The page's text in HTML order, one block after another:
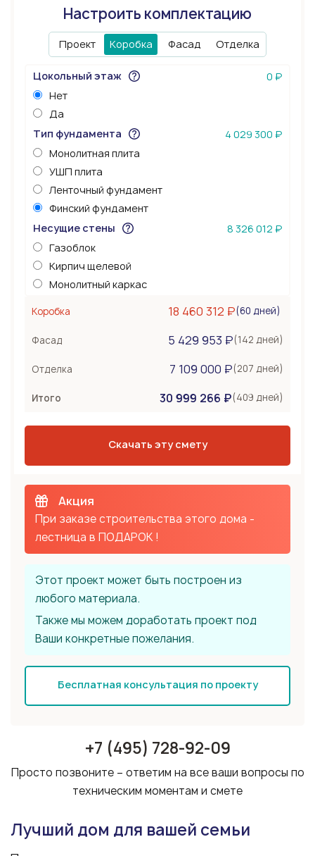
Настроить комплектацию
Проект Коробка Фасад Отделка
Цокольный этаж
0 ₽
Нет
Да
Тип фундамента
4 029 300 ₽
Монолитная плита
УШП плита
Ленточный фундамент
Финский фундамент
Несущие стены
8 326 012 ₽
Газоблок
Кирпич щелевой
Монолитный каркас
Бетонные стены
Сборное из ЖБ плит
Коробка 18 460 312 ₽(60 дней)
Фасад 5 429 953 ₽(142 дней)
Отделка 7 109 000 ₽(207 дней)
Итого 30 999 266 ₽(409 дней)
Скачать эту смету
Акция
При заказе строительства этого дома -
лестница в ПОДАРОК !
Этот проект может быть построен из
любого материала.
Также мы можем доработать проект под
Ваши конкретные пожелания.
Бесплатная консультация по проекту
+7 (495) 728-92-09
Просто позвоните – ответим на все ваши вопросы по
техническим моментам и смете
Лучший дом для вашей семьи